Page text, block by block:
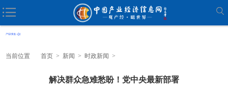
当前位置 首页 > 新闻 > 时政新闻 >
解决群众急难愁盼！党中央最新部署